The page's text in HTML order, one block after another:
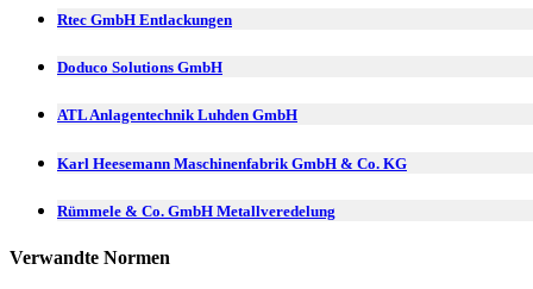
Rtec GmbH Entlackungen
Doduco Solutions GmbH
ATL Anlagentechnik Luhden GmbH
Karl Heesemann Maschinenfabrik GmbH & Co. KG
Rümmele & Co. GmbH Metallveredelung
Verwandte Normen